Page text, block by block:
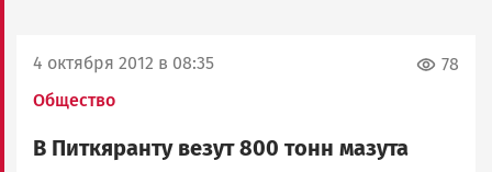
4 октября 2012 в 08:35
Общество
78
В Питкяранту везут 800 тонн мазута